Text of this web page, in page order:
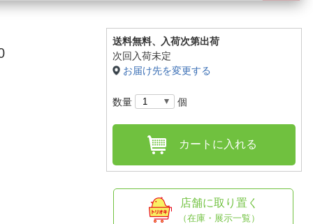
ト取り置き
情報・店舗一覧
送料無料、
入荷次第出荷
次回入荷未定
お届け先を変更する
数量 個
カートに入れる
店舗に取り置く
（在庫・展示一覧）